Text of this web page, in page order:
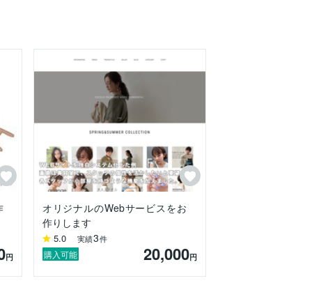
円
オリジナルのWebサービスをお
作りします
5.0 実績3件
購入可能 20,000円